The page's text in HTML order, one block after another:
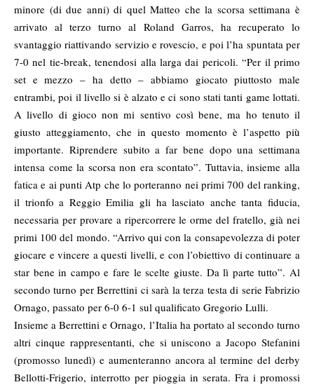
minore (di due anni) di quel Matteo che la scorsa settimana è
arrivato al terzo turno al Roland Garros, ha recuperato lo
svantaggio riattivando servizio e rovescio, e poi l’ha spuntata per
7-0 nel tie-break, tenendosi alla larga dai pericoli. “Per il primo
set e mezzo – ha detto – abbiamo giocato piuttosto male
entrambi, poi il livello si è alzato e ci sono stati tanti game lottati.
A livello di gioco non mi sentivo così bene, ma ho tenuto il
giusto atteggiamento, che in questo momento è l’aspetto più
importante. Riprendere subito a far bene dopo una settimana
intensa come la scorsa non era scontato”. Tuttavia, insieme alla
fatica e ai punti Atp che lo porteranno nei primi 700 del ranking,
il trionfo a Reggio Emilia gli ha lasciato anche tanta fiducia,
necessaria per provare a ripercorrere le orme del fratello, già nei
primi 100 del mondo. “Arrivo qui con la consapevolezza di poter
giocare e vincere a questi livelli, e con l’obiettivo di continuare a
star bene in campo e fare le scelte giuste. Da lì parte tutto”. Al
secondo turno per Berrettini ci sarà la terza testa di serie Fabrizio
Ornago, passato per 6-0 6-1 sul qualificato Gregorio Lulli.
Insieme a Berrettini e Ornago, l’Italia ha portato al secondo turno
altri cinque rappresentanti, che si uniscono a Jacopo Stefanini
(promosso lunedì) e aumenteranno ancora al termine del derby
Bellotti-Frigerio, interrotto per pioggia in serata. Fra i promossi